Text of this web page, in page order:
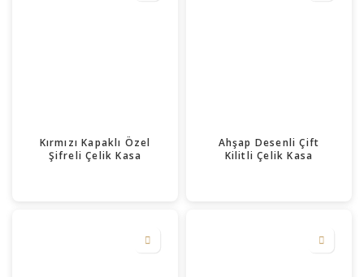
Kırmızı Kapaklı Özel
Şifreli Çelik Kasa
Ahşap Desenli Çift
Kilitli Çelik Kasa